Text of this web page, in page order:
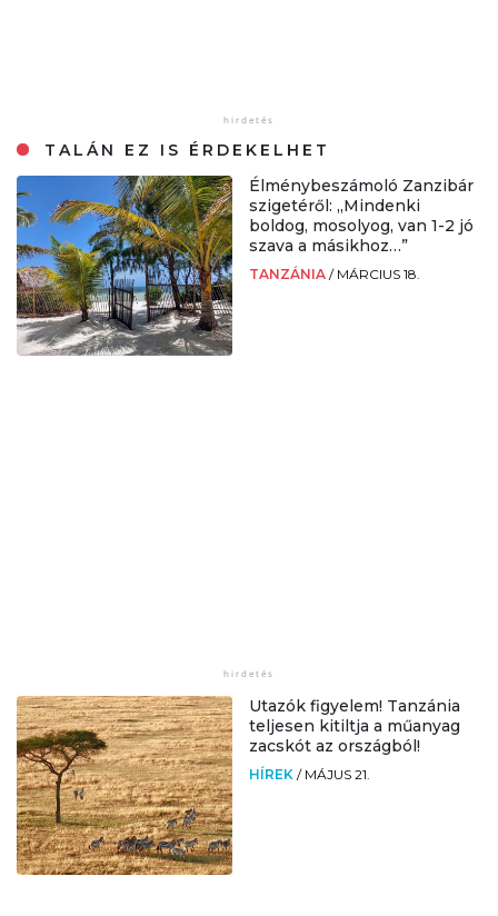
TALÁN EZ IS ÉRDEKELHET
Élménybeszámoló Zanzibár
szigetéről: „Mindenki
boldog, mosolyog, van 1-2 jó
szava a másikhoz…”
TANZÁNIA / MÁRCIUS 18.
Utazók figyelem! Tanzánia
teljesen kitiltja a műanyag
zacskót az országból!
HÍREK / MÁJUS 21.